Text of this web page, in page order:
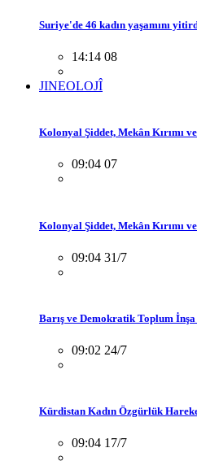
Suriye'de 46 kadın yaşamını
14:14 08
JINEOLOJÎ
Kolonyal Şiddet, Mekân Kırımı ve
09:04 07
Kolonyal Şiddet, Mekân Kırımı ve
09:04 31/7
Barış ve Demokratik Toplum
09:02 24/7
Kürdistan Kadın Özgürlük
09:04 17/7